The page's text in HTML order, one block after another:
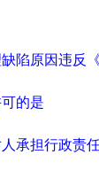
陷原因违反
的是
承担行政责